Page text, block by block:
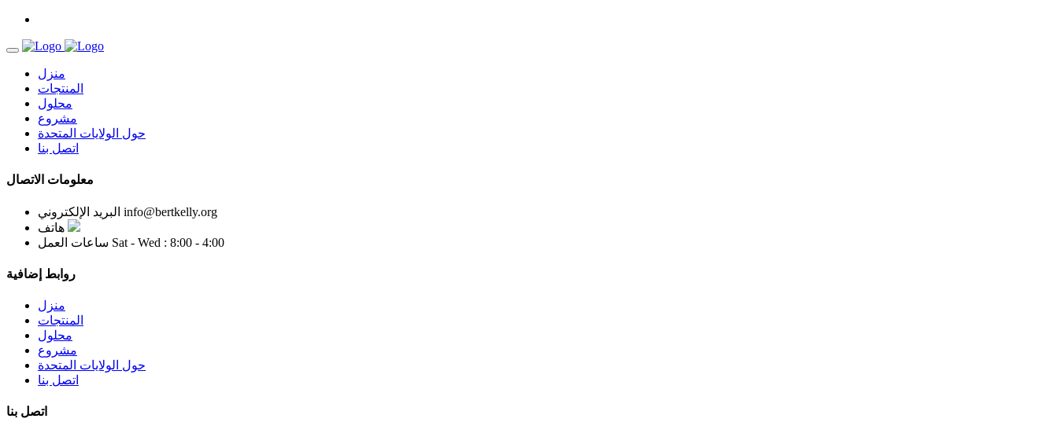
منزل
المنتجات
محلول
مشروع
حول الولايات المتحدة
اتصل بنا
معلومات الاتصال
البريد الإلكتروني info@bertkelly.org
هاتف
ساعات العمل Sat - Wed : 8:00 - 4:00
روابط إضافية
منزل
المنتجات
محلول
مشروع
حول الولايات المتحدة
اتصل بنا
اتصل بنا